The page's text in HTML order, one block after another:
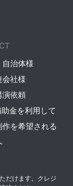
自治体様
会社様
演依頼
助金を利用して
作を希望される
だけます。クレジ